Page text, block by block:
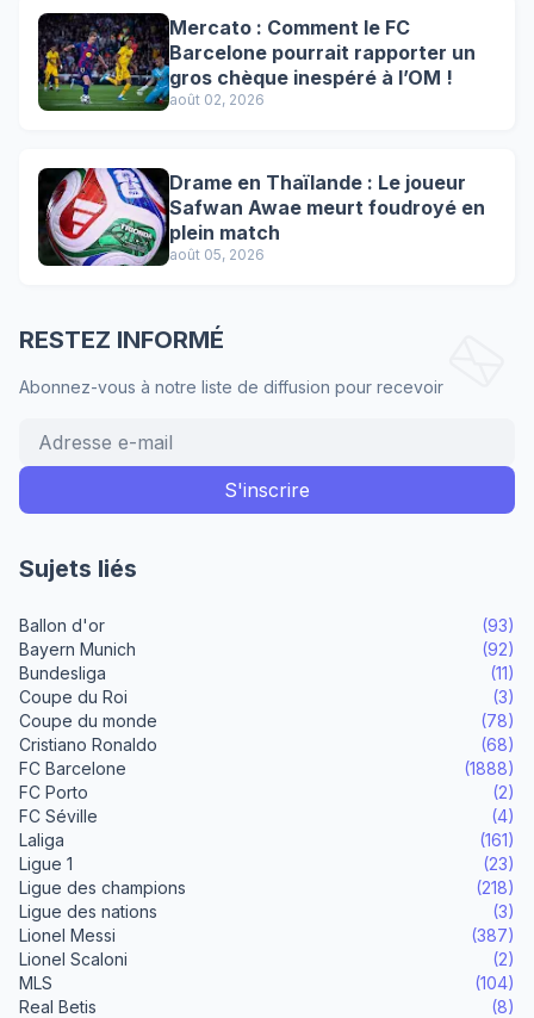
Mercato : Comment le FC
Barcelone pourrait rapporter un
gros chèque inespéré à l’OM !
août 02, 2026
Drame en Thaïlande : Le joueur
Safwan Awae meurt foudroyé en
plein match
août 05, 2026
RESTEZ INFORMÉ
Abonnez-vous à notre liste de diffusion pour recevoir
Sujets liés
Ballon d'or
(93)
Bayern Munich
(92)
Bundesliga
(11)
Coupe du Roi
(3)
Coupe du monde
(78)
Cristiano Ronaldo
(68)
FC Barcelone
(1888)
FC Porto
(2)
FC Séville
(4)
Laliga
(161)
Ligue 1
(23)
Ligue des champions
(218)
Ligue des nations
(3)
Lionel Messi
(387)
Lionel Scaloni
(2)
MLS
(104)
Real Betis
(8)